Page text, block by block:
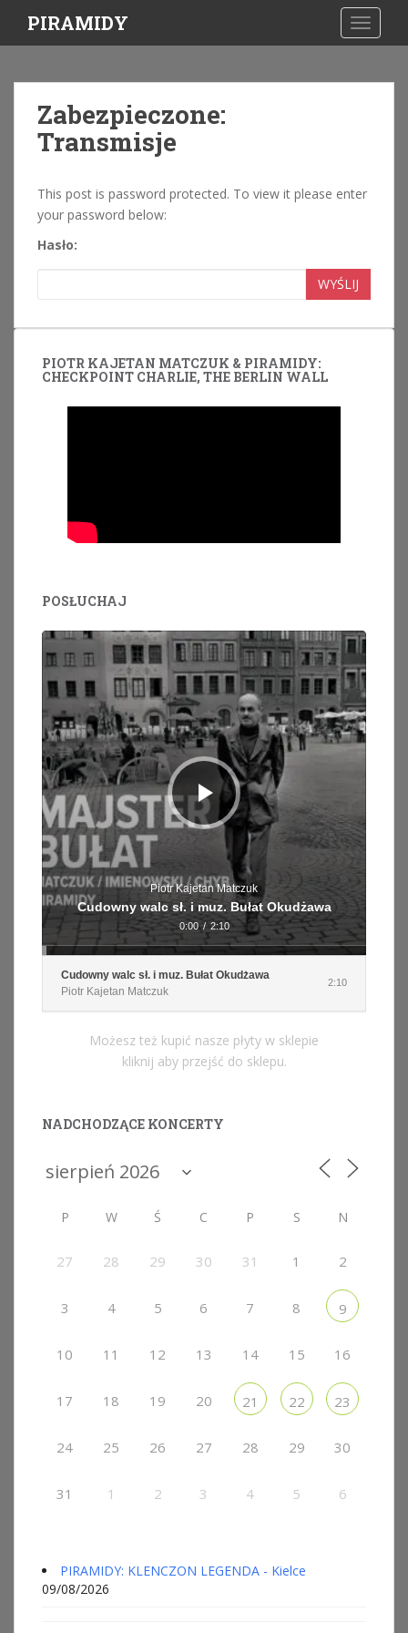
i
PIRAMIDY
Zabezpieczone:
Transmisje
This post is password protected. To view it please enter
your password below:
Hasło:
WYŚLIJ
PIOTR KAJETAN MATCZUK & PIRAMIDY:
CHECKPOINT CHARLIE, THE BERLIN WALL
POSŁUCHAJ
Odtwarzacz
dźwiękowych
Piotr Kajetan Matczuk
Cudowny walc sł. i muz. Bułat Okudżawa
0:00 / 2:10
Cudowny walc sł. i muz. Bułat Okudżawa
Piotr Kajetan Matczuk
2:10
Możesz też kupić nasze płyty w sklepie
kliknij aby przejść do sklepu.
NADCHODZĄCE KONCERTY
P W Ś C P S N
27 28 29 30 31 1 2
3 4 5 6 7 8 9
10 11 12 13 14 15 16
17 18 19 20 21 22 23
24 25 26 27 28 29 30
31 1 2 3 4 5 6
PIRAMIDY: KLENCZON LEGENDA - Kielce
09/08/2026